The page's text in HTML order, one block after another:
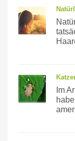
Im